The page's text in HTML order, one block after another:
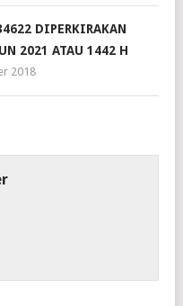
DIPERKIRAKAN
2021 ATAU 1442 H
2018